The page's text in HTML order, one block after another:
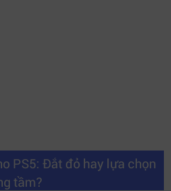
PS5: Đắt đỏ hay lựa chọn
tầm?